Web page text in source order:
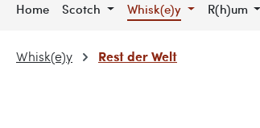
Home Scotch Whisk(e)y R(h)um
Whisk(e)y Rest der Welt